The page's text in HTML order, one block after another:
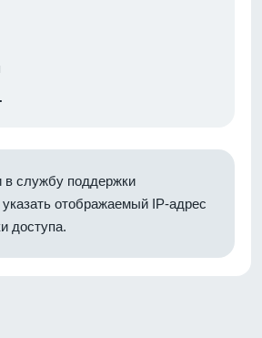
службу поддержки
отображаемый IP-адрес
доступа.